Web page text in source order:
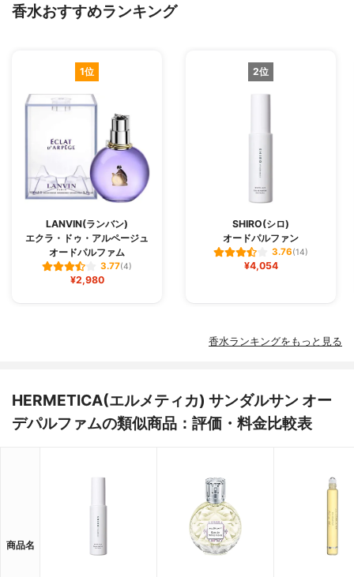
香水おすすめランキング
1位
LANVIN(ランバン)
エクラ・ドゥ・アルページュ
オードパルファム
3.77(4)
¥2,980
2位
SHIRO(シロ)
オードパルファン
3.76(14)
¥4,054
香水ランキングをもっと見る
HERMETICA(エルメティカ) サンダルサン オー
デパルファムの類似商品：評価・料金比較表
商品名